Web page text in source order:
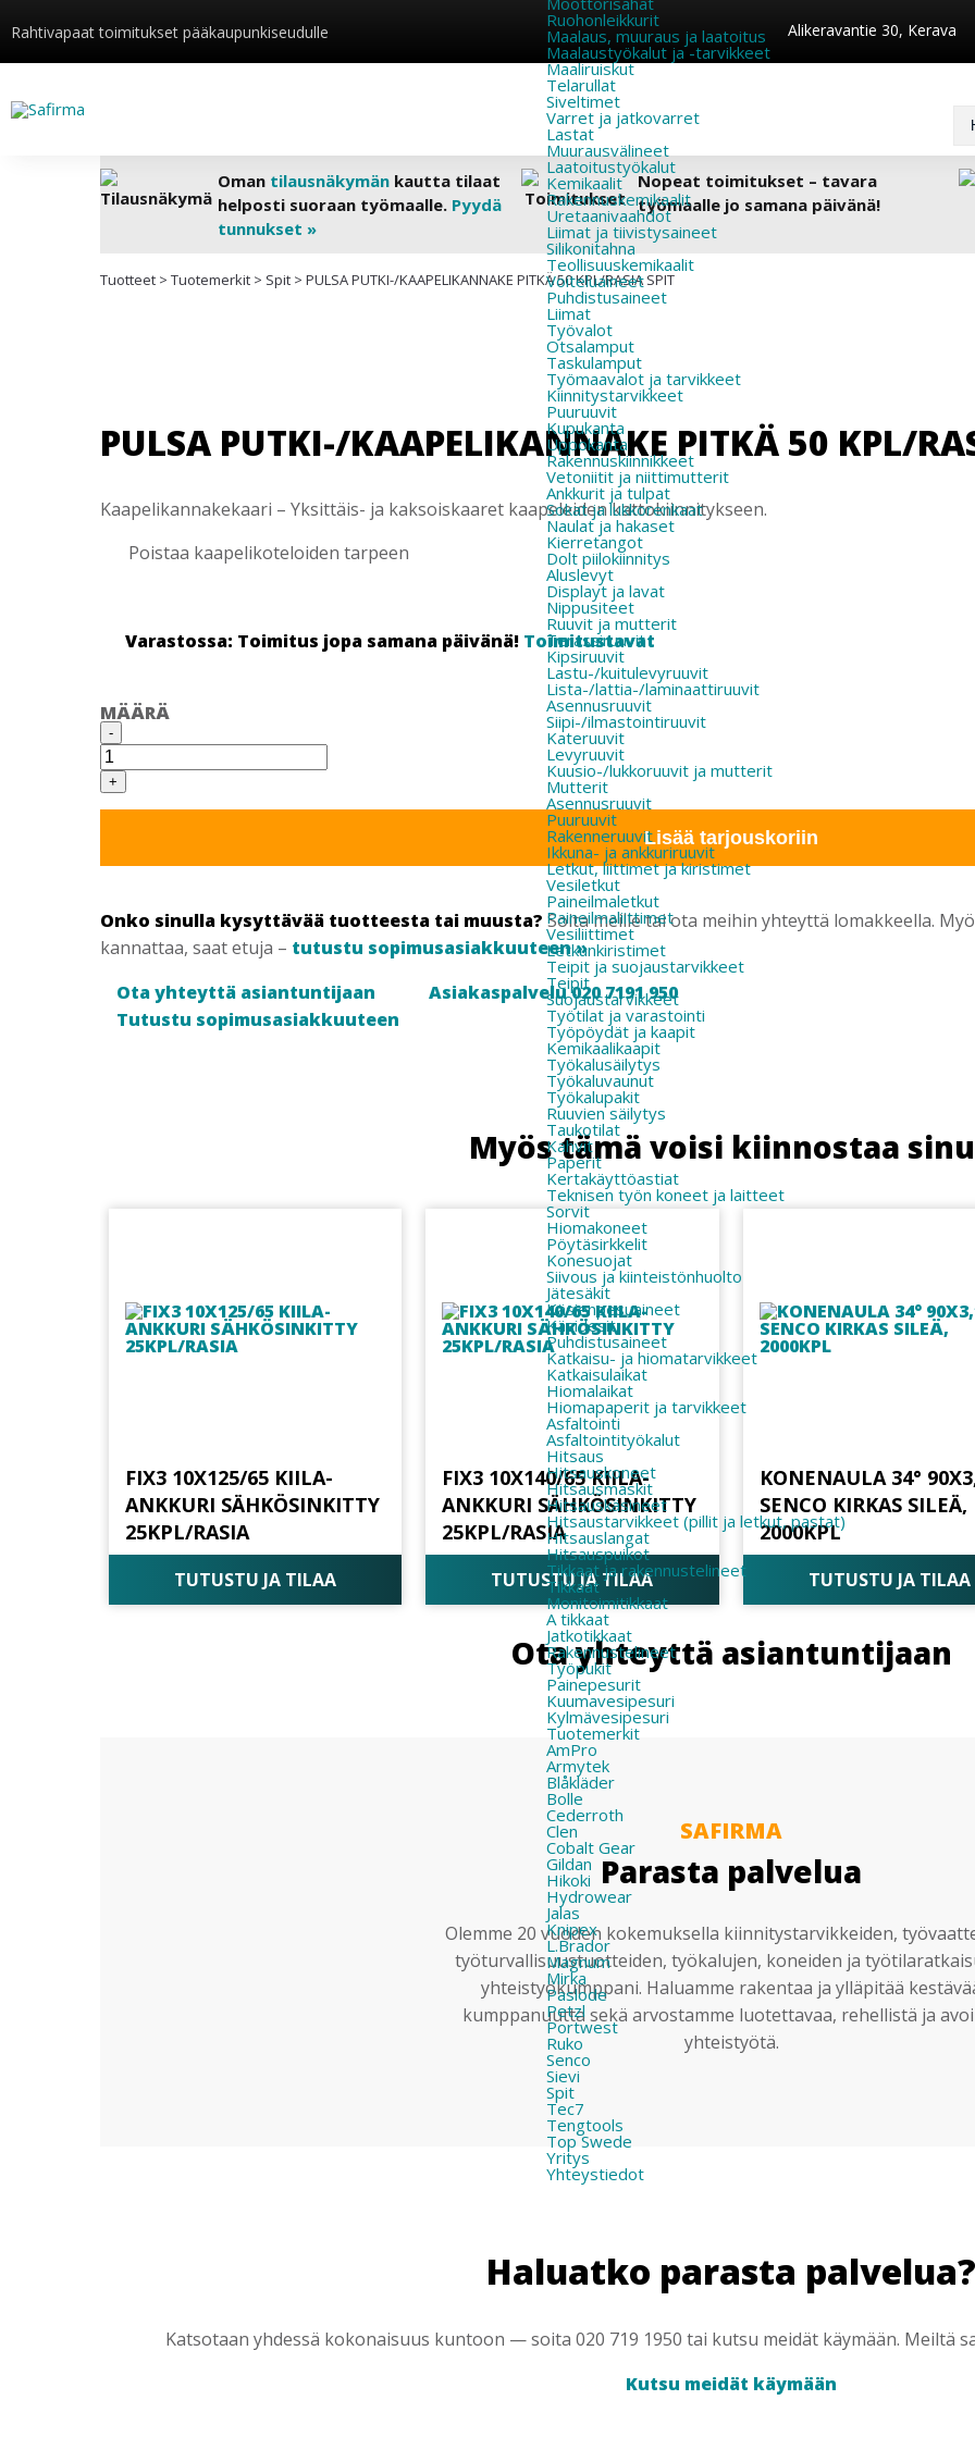
Rahtivapaat toimitukset pääkaupunkiseudulle Alikeravantie 30, Kerava
Ruohonleikkurit
Maalaus, muuraus ja laatoitus
Maalaustyökalut ja -tarvikkeet
Maaliruiskut
Telarullat
Siveltimet
Varret ja jatkovarret
Lastat
Muurausvälineet
Laatoitustyökalut
Kemikaalit
Rakennuskemikaalit
Uretaanivaahdot
Liimat ja tiivistysaineet
Silikonitahna
Teollisuuskemikaalit
Voiteluaineet
Puhdistusaineet
Liimat
Työvalot
Otsalamput
Taskulamput
Työmaavalot ja tarvikkeet
Kiinnitys­tarvikkeet
Puuruuvit
Kupukanta
Uppokanta
Rakennuskiinnikkeet
Vetoniitit ja niittimutterit
Ankkurit ja tulpat
Sokat ja lukkorenkaat
Naulat ja hakaset
Kierretangot
Dolt piilokiinnitys
Aluslevyt
Displayt ja lavat
Nippusiteet
Ruuvit ja mutterit
Terassiruuvit
Kipsiruuvit
Lastu-/kuitulevyruuvit
Lista-/lattia-/laminaattiruuvit
Asennusruuvit
Siipi-/ilmastointiruuvit
Kateruuvit
Levyruuvit
Kuusio-/lukkoruuvit ja mutterit
Mutterit
Asennusruuvit
Puuruuvit
Rakenneruuvit
Ikkuna- ja ankkuriruuvit
Letkut, liittimet ja kiristimet
Vesiletkut
Paineilmaletkut
Paineilmaliittimet
Vesiliittimet
Letkunkiristimet
Teipit ja suojaustarvikkeet
Teipit
Suojaustarvikkeet
Työtilat ja varastointi
Työpöydät ja kaapit
Kemikaalikaapit
Työkalusäilytys
Työkaluvaunut
Työkalupakit
Ruuvien säilytys
Taukotilat
Kahvit
Paperit
Kertakäyttöastiat
Teknisen työn koneet ja laitteet
Sorvit
Hiomakoneet
Pöytäsirkkelit
Konesuojat
Siivous ja kiinteistönhuolto
Jätesäkit
Käsienpesuaineet
Käsidesit
Puhdistusaineet
Katkaisu- ja hiomatarvikkeet
Katkaisulaikat
Hiomalaikat
Hiomapaperit ja tarvikkeet
Asfaltointi
Asfaltointityökalut
Hitsaus
Hitsauskoneet
Hitsausmaskit
Hitsauskäsineet
Hitsaustarvikkeet (pillit ja letkut, pastat)
Hitsauslangat
Hitsauspuikot
Tikkaat ja rakennustelineet
Tikkaat
Monitoimitikkaat
A tikkaat
Jatkotikkaat
Rakennustelineet
Työpukit
Painepesurit
Kuumavesipesuri
Kylmävesipesuri
Tuotemerkit
AmPro
Armytek
Blåkläder
Bolle
Cederroth
Clen
Cobalt Gear
Gildan
Hikoki
Hydrowear
Jalas
Knipex
L.Brador
Magnum
Mirka
Paslode
Petzl
Portwest
Ruko
Senco
Sievi
Spit
Tec7
Tengtools
Top Swede
Yritys
Yhteystiedot
Oman tilausnäkymänkautta tilaat
helposti suoraan työmaalle. Pyydä
tunnukset »
Nopeat toimitukset – tavara
työmaalle jo samana päivänä!
Tuotteet > Tuotemerkit > Spit > PULSA PUTKI-/KAAPELIKANNAKE PITKÄ 50 KPL/RASIA SPIT
PULSA PUTKI-/KAAPELIKANNAKE PITKÄ 50 KPL/
Kaapelikannakekaari – Yksittäis- ja kaksoiskaaret kaapeleiden kattokiinnitykseen.
Poistaa kaapelikoteloiden tarpeen
Varastossa: Toimitus jopa samana päivänä! Toimitustavat
MÄÄRÄ
PULSA
PUTKI-/KAAPELIKANNAKE
PITKÄ
50
KPL/RASIA
SPIT
-
+
Lisää tarjouskoriin
Onko sinulla kysyttävää tuotteesta tai muusta? Soita meille tai ota meihin yhteyttä lomakkeella.
kannattaa, saat etuja – tutustu sopimusasiakkuuteen »
Ota yhteyttä asiantuntijaan
Asiakaspalvelu 020 7191 950
Tutustu sopimusasiakkuuteen
Myös tämä voisi kiinnostaa
FIX3 10X125/65 KIILA-
ANKKURI SÄHKÖSINKITTY
25KPL/RASIA
TUTUSTU JA TILAA
FIX3 10X140/65 KIILA-
ANKKURI SÄHKÖSINKITTY
25KPL/RASIA
TUTUSTU JA TILAA
KONENAULA 34°
SENCO KIRKAS SILEÄ,
2000KPL
TUTUSTU JA TILAA
Ota yhteyttä asiantuntijaan
SAFIRMA
Parasta palvelua
Olemme 20 vuoden kokemuksella kiinnitystarvikkeiden,
työturvallisuustuotteiden, työkalujen, koneiden ja
yhteistyökumppani. Haluamme rakentaa ja ylläpitää
kumppanuutta sekä arvostamme luotettavaa, rehellistä ja
yhteistyötä.
Haluatko parasta palvelua?
Katsotaan yhdessä kokonaisuus kuntoon — soita 020 719 1950 tai kutsu meidät käymään. Meiltä
Kutsu meidät käymään